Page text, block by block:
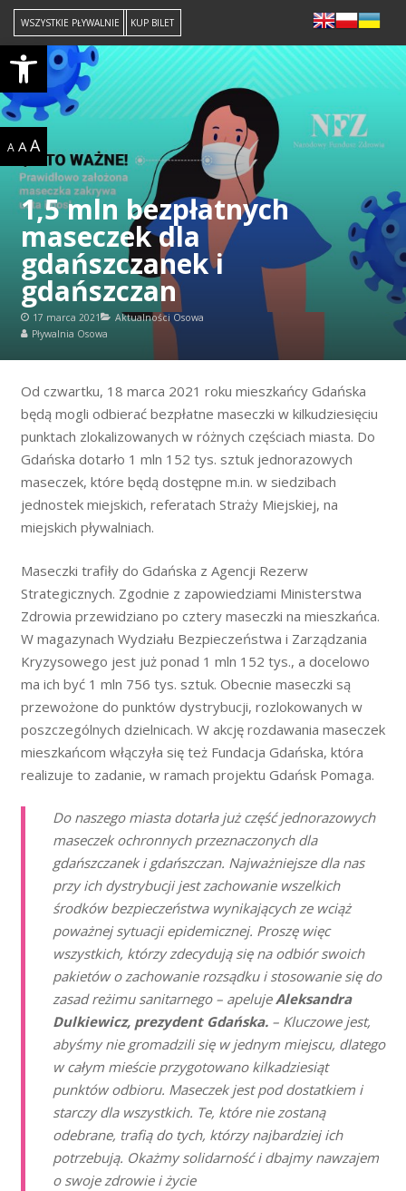
Open toolbar
WSZYSTKIE PŁYWALNIE KUP BILET
A A A
1,5 mln bezpłatnych
maseczek dla
gdańszczanek i
gdańszczan
17 marca 2021
Aktualności Osowa
Pływalnia Osowa
Od czwartku, 18 marca 2021 roku mieszkańcy Gdańska
będą mogli odbierać bezpłatne maseczki w kilkudziesięciu
punktach zlokalizowanych w różnych częściach miasta. Do
Gdańska dotarło 1 mln 152 tys. sztuk jednorazowych
maseczek, które będą dostępne m.in. w siedzibach
jednostek miejskich, referatach Straży Miejskiej, na
miejskich pływalniach.
Maseczki trafiły do Gdańska z Agencji Rezerw
Strategicznych. Zgodnie z zapowiedziami Ministerstwa
Zdrowia przewidziano po cztery maseczki na mieszkańca.
W magazynach Wydziału Bezpieczeństwa i Zarządzania
Kryzysowego jest już ponad 1 mln 152 tys., a docelowo
ma ich być 1 mln 756 tys. sztuk. Obecnie maseczki są
przewożone do punktów dystrybucji, rozlokowanych w
poszczególnych dzielnicach. W akcję rozdawania maseczek
mieszkańcom włączyła się też Fundacja Gdańska, która
realizuje to zadanie, w ramach projektu Gdańsk Pomaga.
Do naszego miasta dotarła już część jednorazowych
maseczek ochronnych przeznaczonych dla
gdańszczanek i gdańszczan. Najważniejsze dla nas
przy ich dystrybucji jest zachowanie wszelkich
środków bezpieczeństwa wynikających ze wciąż
poważnej sytuacji epidemicznej. Proszę więc
wszystkich, którzy zdecydują się na odbiór swoich
pakietów o zachowanie rozsądku i stosowanie się do
zasad reżimu sanitarnego – apelujeAleksandra
Dulkiewicz, prezydent Gdańska.– Kluczowe jest,
abyśmy nie gromadzili się w jednym miejscu, dlatego
w całym mieście przygotowano kilkadziesiąt
punktów odbioru. Maseczek jest pod dostatkiem i
starczy dla wszystkich. Te, które nie zostaną
odebrane, trafią do tych, którzy najbardziej ich
potrzebują. Okażmy solidarność i dbajmy nawzajem
o swoje zdrowie i życie